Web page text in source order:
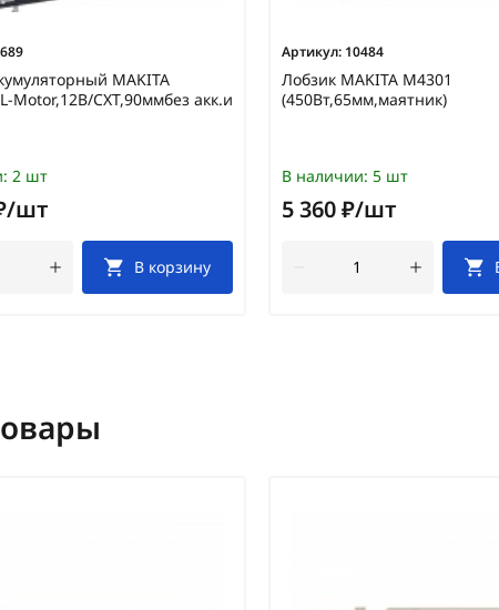
MAKITA
Motor,12В/CXT,90ммбез акк.и
2 шт
шт
В корзину
Артикул: 10484
Лобзик MAKITA M4301
(450Вт,65мм,маятник)
В наличии: 5 шт
5 360 ₽/шт